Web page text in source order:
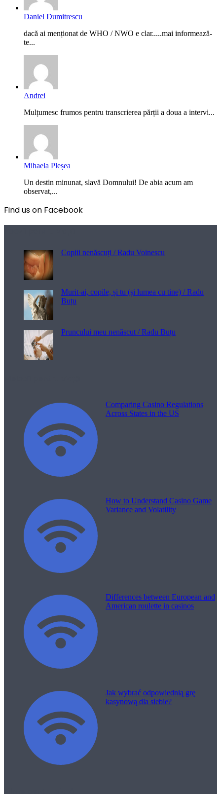
Daniel Dumitrescu
dacă ai menționat de WHO / NWO e clar.....mai informează-
te...
Andrei
Mulțumesc frumos pentru transcrierea părții a doua a intervi...
Mihaela Pleșea
Un destin minunat, slavă Domnului! De abia acum am
observat,...
Find us on Facebook
Copiii nenăscuți / Radu Voinescu
Murit-ai, copile, și tu (și lumea cu tine) / Radu
Buțu
Pruncului meu nenăscut / Radu Buțu
Comparing Casino Regulations
Across States in the US
How to Understand Casino Game
Variance and Volatility
Differences between European and
American roulette in casinos
Jak wybrać odpowiednią grę
kasynową dla siebie?